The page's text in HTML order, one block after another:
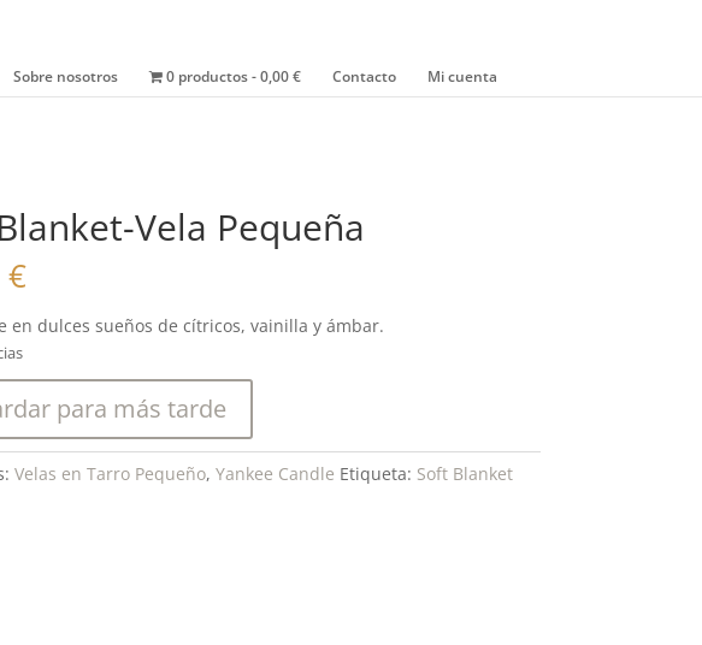
Sobre nosotros 0 productos 0,00 € Contacto Mi cuenta
Vela Pequeña
€
en dulces sueños de cítricos, vainilla y ámbar.
para más tarde
Velas en Tarro Pequeño, Yankee Candle Etiqueta: Soft Blanket